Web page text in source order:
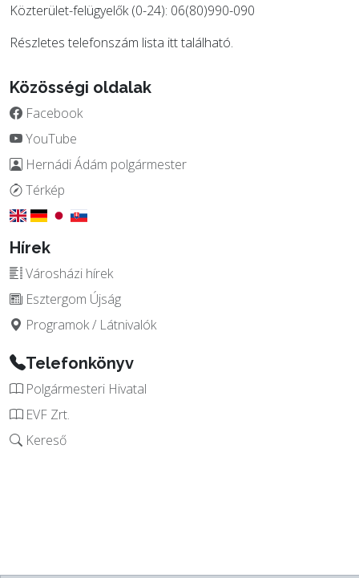
Közterület-felügyelők (0-24): 06(80)990-090
Részletes telefonszám lista itttalálható.
Közösségi oldalak
Facebook
YouTube
Hernádi Ádám polgármester
Térkép
Hírek
Városházi hírek
Esztergom Újság
Programok / Látnivalók
Telefonkönyv
Polgármesteri Hivatal
EVF Zrt.
Kereső